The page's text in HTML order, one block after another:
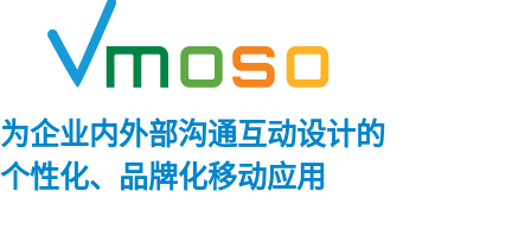
为企业内外部沟通互动设计的
个性化、品牌化移动应用